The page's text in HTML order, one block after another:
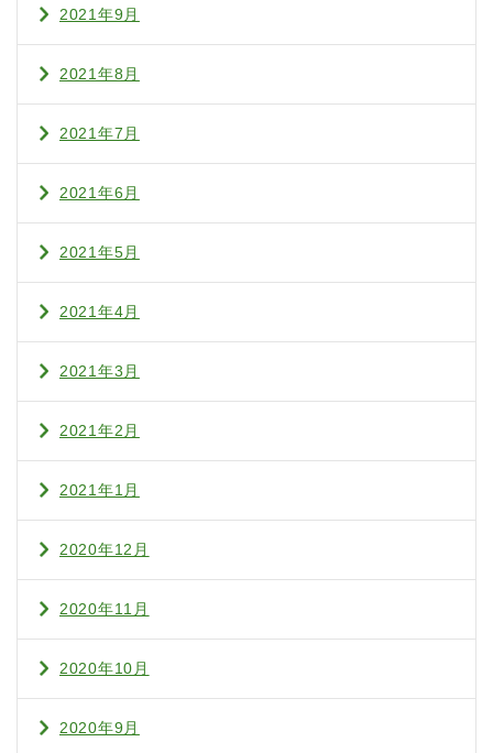
2021年9月
2021年8月
2021年7月
2021年6月
2021年5月
2021年4月
2021年3月
2021年2月
2021年1月
2020年12月
2020年11月
2020年10月
2020年9月